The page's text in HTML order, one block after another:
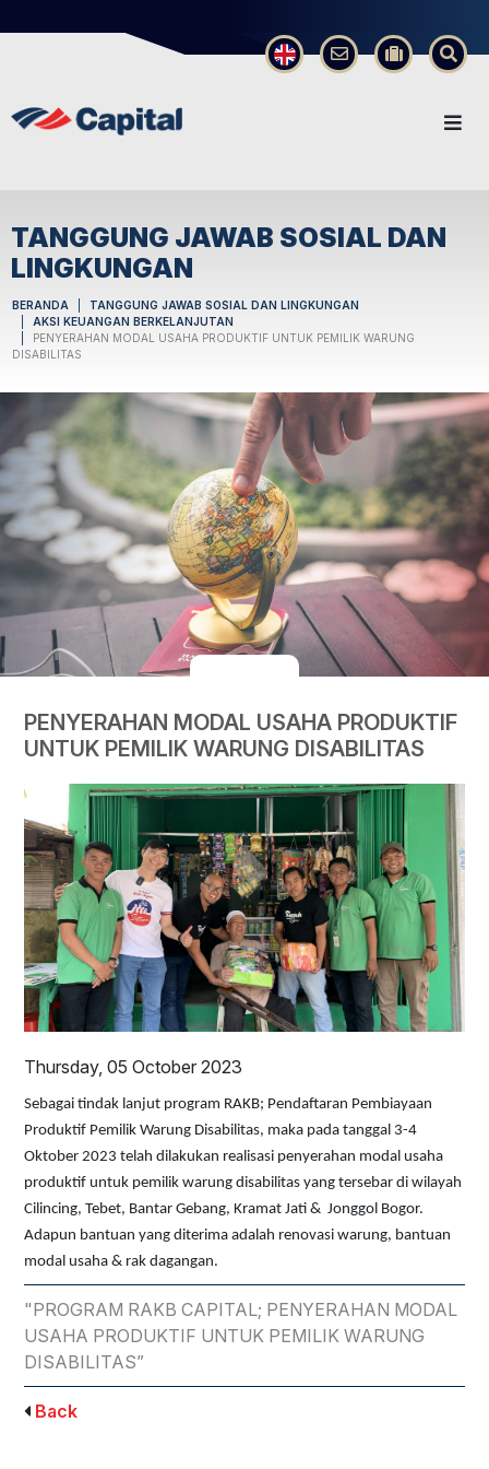
×
TANGGUNG JAWAB SOSIAL DAN
LINGKUNGAN
BERANDA
TANGGUNG JAWAB SOSIAL DAN LINGKUNGAN
AKSI KEUANGAN BERKELANJUTAN
PENYERAHAN MODAL USAHA PRODUKTIF UNTUK PEMILIK WARUNG
DISABILITAS
PENYERAHAN MODAL USAHA PRODUKTIF
UNTUK PEMILIK WARUNG DISABILITAS
Thursday, 05 October 2023
Sebagai tindak lanjut program RAKB; Pendaftaran Pembiayaan
Produktif Pemilik Warung Disabilitas, maka pada tanggal 3-4
Oktober 2023 telah dilakukan realisasi penyerahan modal usaha
produktif untuk pemilik warung disabilitas yang tersebar di wilayah
Cilincing, Tebet, Bantar Gebang, Kramat Jati & Jonggol Bogor.
Adapun bantuan yang diterima adalah renovasi warung, bantuan
modal usaha & rak dagangan.
"PROGRAM RAKB CAPITAL; PENYERAHAN MODAL
USAHA PRODUKTIF UNTUK PEMILIK WARUNG
DISABILITAS”
Back